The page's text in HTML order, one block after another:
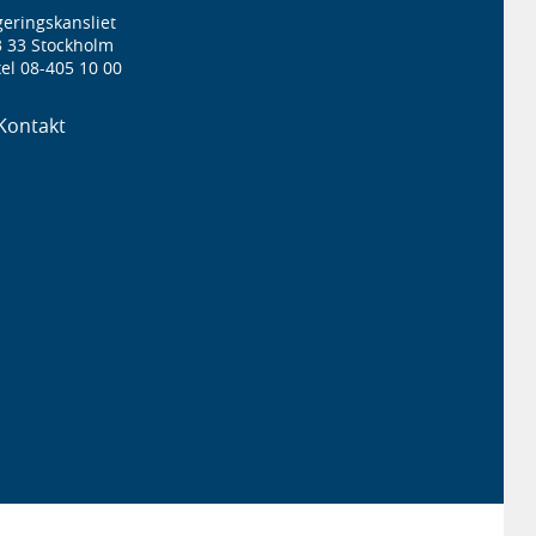
33 Stockholm
08-405 10 00